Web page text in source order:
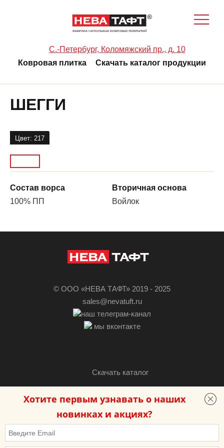
Хотите первым узнавать о наших
новинках и акциях?
C.-Петербург, Коломяжский пр., д. 10
Ковровая плитка
Скачать каталог продукции
ШЕГГИ
Цвет: 217
Состав ворса
100% ПП
Вторичная основа
Войлок
© ООО «НЕВА ТАФТ» 2019 - 2025
sales@nevatuft.ru
наш телеграм-канал
мы вконтакте
Скачать каталог
Разработка сайта — «Бутик сайтов»